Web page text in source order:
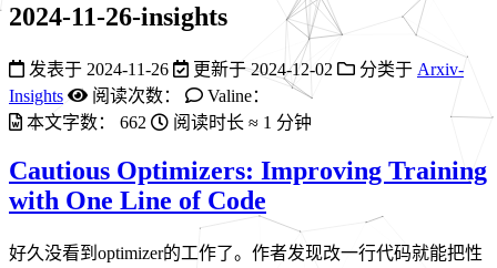
2024-11-26-insights
发表于 2024-11-26 更新于 2024-12-02 分类于 Arxiv-
Insights
阅读次数：
Valine：
本文字数：
662 阅读时长 ≈ 1 分钟
Cautious Optimizers: Improving Training
with One Line of Code
好久没看到optimizer的工作了。作者发现改一行代码就能把性